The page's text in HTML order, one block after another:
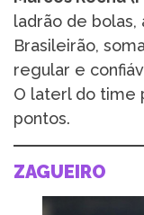
ladrão de bolas,
Brasileirão,
regular e
O laterl do time
pontos.
ZAGUEIRO